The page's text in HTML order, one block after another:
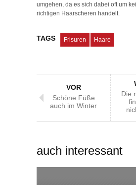
umgehen, da es sich dabei oft um
richtigen Haarscheren handelt.
TAGS Frisuren Haare
VOR
Schöne Füße
auch im Winter
Die
auch interessant